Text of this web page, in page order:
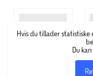
Hvis du tillader statistiske
Du